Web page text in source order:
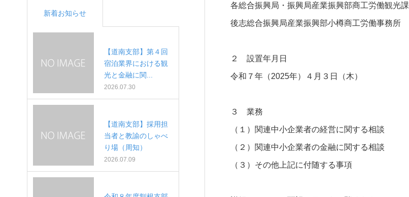
各総合振興局・振興局産業振興部商工労働観光課
後志総合振興局産業振興部小樽商工労働事務所
２ 設置年月日
令和７年（2025年）４月３日（木）
３ 業務
（１）関連中小企業者の経営に関する相談
（２）関連中小企業者の金融に関する相談
（３）その他上記に付随する事項
新着お知らせ
【道南支部】第４回
宿泊業界における観
光と金融に関...
2026.07.30
【道南支部】採用担
当者と教諭のしゃべ
り場（周知）
2026.07.09